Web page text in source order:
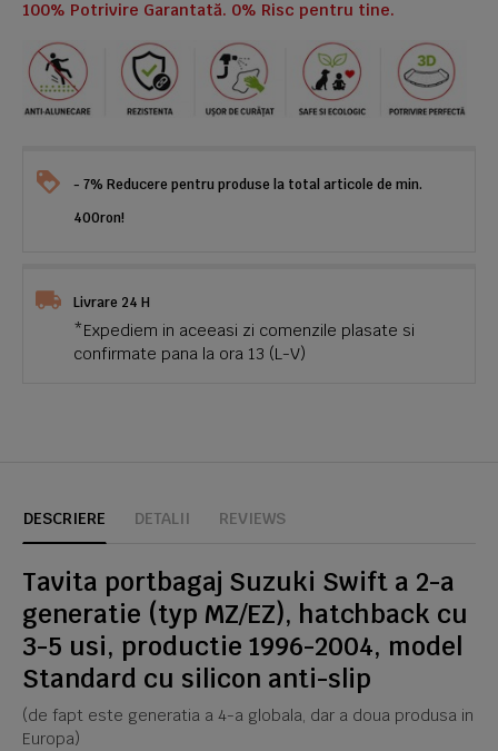
100% Potrivire Garantată. 0% Risc pentru tine.
- 7% Reducere pentru produse la total articole de min.
400ron!
Livrare 24 H
*Expediem in aceeasi zi comenzile plasate si
confirmate pana la ora 13 (L-V)
DESCRIERE DETALII REVIEWS
Tavita portbagaj Suzuki Swift a 2-a
generatie (typ MZ/EZ), hatchback cu
3-5 usi, productie 1996-2004, model
Standard cu silicon anti-slip
(de fapt este generatia a 4-a globala, dar a doua produsa in
Europa)